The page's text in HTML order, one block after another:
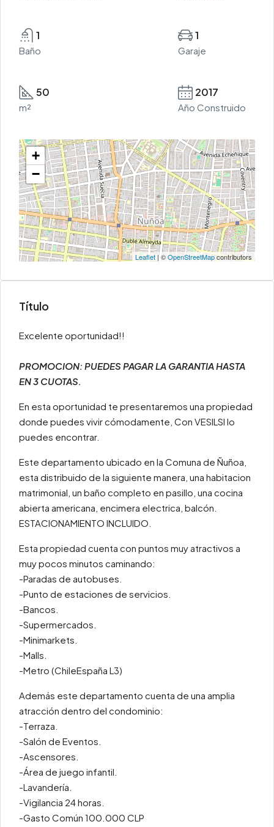
1
Baño
1
Garaje
50
m²
2017
Año Construido
+
−
Leaflet | ©OpenStreetMapcontributors
Título
Excelente oportunidad!!
PROMOCION: PUEDES PAGAR LA GARANTIA HASTA
EN 3 CUOTAS.
En esta oportunidad te presentaremos una propiedad
donde puedes vivir cómodamente, Con VESILSI lo
puedes encontrar.
Este departamento ubicado en la Comuna de Ñuñoa,
esta distribuido de la siguiente manera, una habitacion
matrimonial, un baño completo en pasillo, una cocina
abierta americana, encimera electrica, balcón.
ESTACIONAMIENTO INCLUIDO.
Esta propiedad cuenta con puntos muy atractivos a
muy pocos minutos caminando:
-Paradas de autobuses.
-Punto de estaciones de servicios.
-Bancos.
-Supermercados.
-Minimarkets.
-Malls.
-Metro (ChileEspaña L3)
Además este departamento cuenta de una amplia
atracción dentro del condominio:
-Terraza.
-Salón de Eventos.
-Ascensores.
-Área de juego infantil.
-Lavandería.
-Vigilancia 24 horas.
-Gasto Común 100.000 CLP